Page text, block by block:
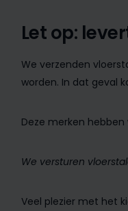
Let op:
We verzenden
worden. In dat geval
Deze merken
We versturen
Veel plezier met het